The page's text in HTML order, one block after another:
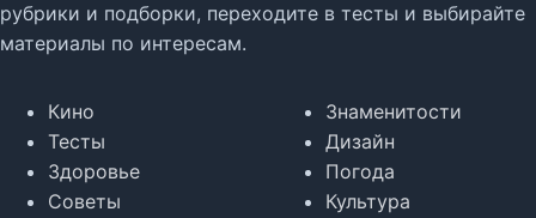
рубрики и подборки, переходите в тесты и выбирайте
материалы по интересам.
Кино
Тесты
Здоровье
Советы
Знаменитости
Дизайн
Погода
Культура